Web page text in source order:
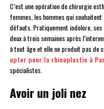
C’est une opération de chirurgie
femmes, les hommes qui
défauts. Pratiquement indolore,
deux à trois semaines après
à tout âge et elle ne produit pas de
opter pour la rhinoplastie à
spécialistes.
Avoir un joli nez